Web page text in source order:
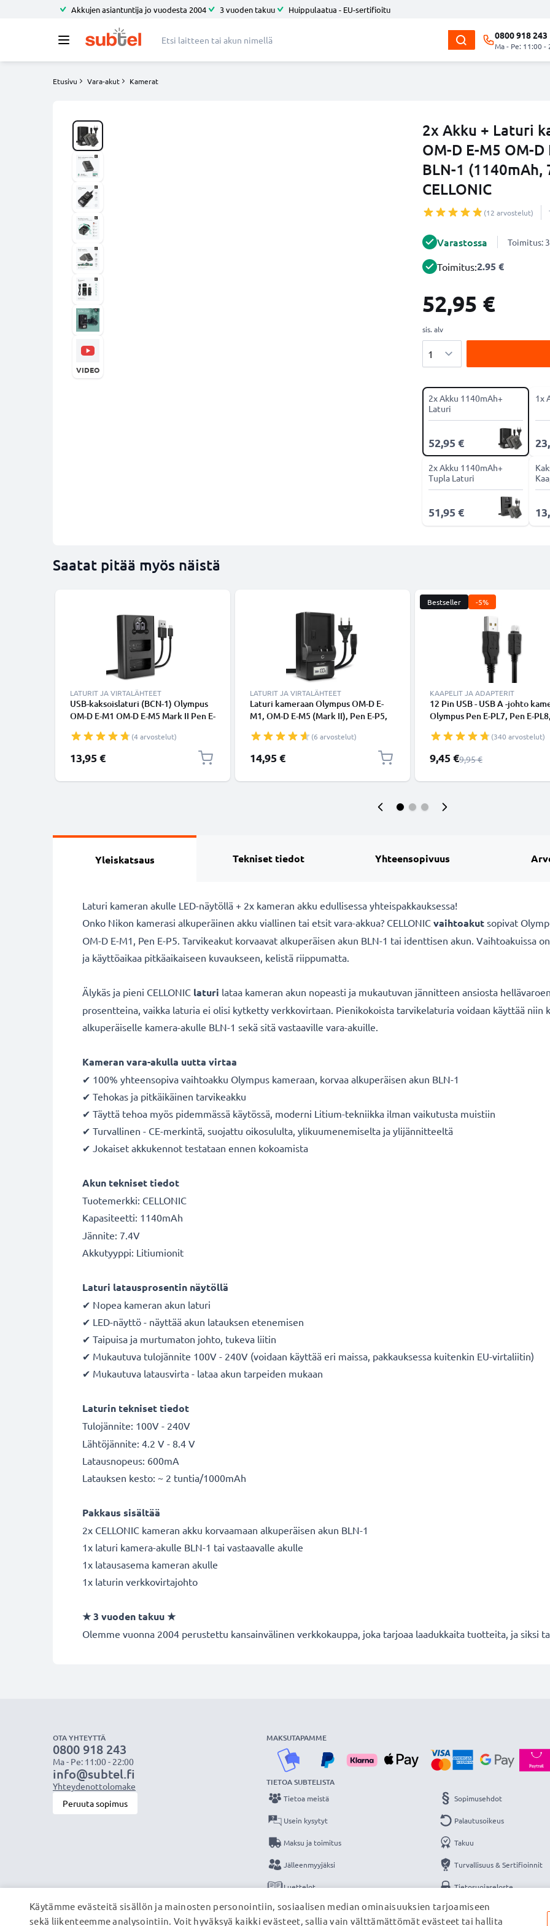
Akkujen asiantuntija jo vuodesta 2004 3 vuoden takuu Huippulaatua - EU-sertifioitu
0800 918 243
Ma - Pe: 11:00 -
Etusivu Vara-akut Kamerat
2x Akku + Laturi
OM-D E-M5 OM-D
BLN-1
CELLONIC
(12 arvostelut)
VIDEO
Varastossa Toimitus:
Toimitus:2.95 €
52,95 €
sis. alv
2x Akku 1140mAh+
Laturi
52,95 €
1x
2x Akku 1140mAh+
Tupla Laturi
51,95 €
Saatat pitää myös näistä
LATURIT JA VIRTALÄHTEET
USB-kaksoislaturi (BCN-1) Olympus
OM-D E-M1 OM-D E-M5 Mark II Pen E-
Kaapeli valmistajalta CELLONIC
(4 arvostelut)
13,95 €
LATURIT JA VIRTALÄHTEET
Laturi kameraan Olympus OM-D E-
M1, OM-D E-M5 (Mark II), Pen E-P5,
(6 arvostelut)
14,95 €
Bestseller -5%
KAAPELIT JA ADAPTERIT
12 Pin USB - USB A -johto
Olympus Pen E-PL7, Pen E-
Stylus 1, E510, E520, E620 -
1.5m, nopea 1A, PVC-
CB-USB6 CB-USB8,
(340 arvostelut)
Erikoishinta
9,45 €Normaali hinta
9,95 €
Yleiskatsaus Tekniset tiedot Yhteensopivuus
Laturi kameran akulle LED-näytöllä + 2x kameran akku edullisessa yhteispakkauksessa!
Onko Nikon kamerasi alkuperäinen akku viallinen tai etsit vara-akkua? CELLONIC vaihtoakut sopivat
OM-D E-M1, Pen E-P5. Tarvikeakut korvaavat alkuperäisen akun BLN-1 tai identtisen akun. Vaihtoakuissa
ja käyttöaikaa pitkäaikaiseen kuvaukseen, kelistä riippumatta.
Älykäs ja pieni CELLONIC laturi lataa kameran akun nopeasti ja mukautuvan jännitteen ansiosta
prosentteina, vaikka laturia ei olisi kytketty verkkovirtaan. Pienikokoista tarvikelaturia voidaan käyttää niin
alkuperäiselle kamera-akulle BLN-1 sekä sitä vastaaville vara-akuille.
Kameran vara-akulla uutta virtaa
✔ 100% yhteensopiva vaihtoakku Olympus kameraan, korvaa alkuperäisen akun BLN-1
✔ Tehokas ja pitkäikäinen tarvikeakku
✔ Täyttä tehoa myös pidemmässä käytössä, moderni Litium-tekniikka ilman vaikutusta muistiin
✔ Turvallinen - CE-merkintä, suojattu oikosululta, ylikuumenemiselta ja ylijännitteeltä
✔ Jokaiset akkukennot testataan ennen kokoamista
Akun tekniset tiedot
Tuotemerkki: CELLONIC
Kapasiteetti: 1140mAh
Jännite: 7.4V
Akkutyyppi: Litiumionit
Laturi latausprosentin näytöllä
✔ Nopea kameran akun laturi
✔ LED-näyttö - näyttää akun latauksen etenemisen
✔ Taipuisa ja murtumaton johto, tukeva liitin
✔ Mukautuva tulojännite 100V - 240V (voidaan käyttää eri maissa, pakkauksessa kuitenkin EU-virtaliitin)
✔ Mukautuva latausvirta - lataa akun tarpeiden mukaan
Laturin tekniset tiedot
Tulojännite: 100V - 240V
Lähtöjännite: 4.2 V - 8.4 V
Latausnopeus: 600mA
Latauksen kesto: ~ 2 tuntia/1000mAh
Pakkaus sisältää
2x CELLONIC kameran akku korvaamaan alkuperäisen akun BLN-1
1x laturi kamera-akulle BLN-1 tai vastaavalle akulle
1x latausasema kameran akulle
1x laturin verkkovirtajohto
★3 vuoden takuu★
Olemme vuonna 2004 perustettu kansainvälinen verkkokauppa, joka tarjoaa laadukkaita tuotteita, ja siksi
OTA YHTEYTTÄ
0800 918 243
Ma - Pe: 11:00 - 22:00
info@subtel.fi
Yhteydenottolomake
Peruuta sopimus
MAKSUTAPAMME
TIETOA SUBTELISTA
Tietoa meistä
Usein kysytyt
Maksu ja toimitus
Jälleenmyyjäksi
Luettelot
Yhteys
Sopimusehdot
Palautusoikeus
Takuu
Turvallisuus & Sertifioinnit
Tietosuojaseloste
Yritystiedot
Käytämme evästeitä sisällön ja mainosten personointiin, sosiaalisen median ominaisuuksien tarjoamiseen
sekä liikenteemme analysointiin. Voit hyväksyä kaikki evästeet, sallia vain välttämättömät evästeet tai hallita